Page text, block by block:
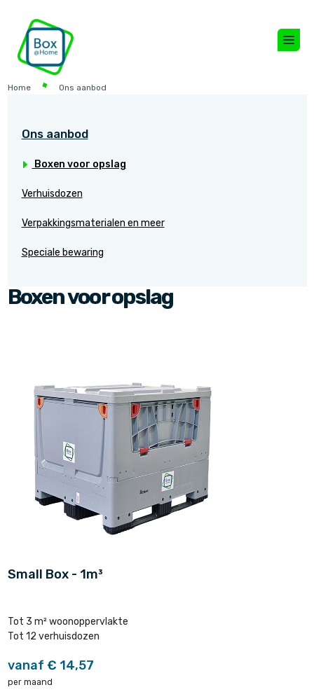
Home Ons aanbod
Ons aanbod
Boxen voor opslag
Verhuisdozen
Verpakkingsmaterialen en meer
Speciale bewaring
Boxen voor opslag
Small Box - 1m³
Tot 3 m² woonoppervlakte
Tot 12 verhuisdozen
vanaf € 14,57
per maand